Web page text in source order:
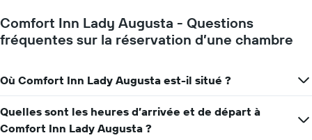
Comfort Inn Lady Augusta - Questions
fréquentes sur la réservation d’une chambre
Où Comfort Inn Lady Augusta est-il situé ?
Quelles sont les heures d’arrivée et de départ à
Comfort Inn Lady Augusta ?